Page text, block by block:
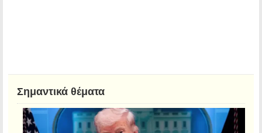
Σημαντικά θέματα